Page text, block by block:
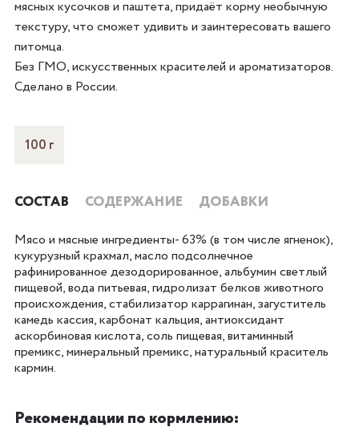
мясных кусочков и паштета, придаёт корму необычную
текстуру, что сможет удивить и заинтересовать вашего
питомца.
Без ГМО, искусственных красителей и ароматизаторов.
Сделано в России.
100 г
СОСТАВ СОДЕРЖАНИЕ ДОБАВКИ
Мясо и мясные ингредиенты- 63% (в том числе ягненок),
кукурузный крахмал, масло подсолнечное
рафинированное дезодорированное, альбумин светлый
пищевой, вода питьевая, гидролизат белков животного
происхождения, стабилизатор каррагинан, загуститель
камедь кассия, карбонат кальция, антиоксидант
аскорбиновая кислота, соль пищевая, витаминный
премикс, минеральный премикс, натуральный краситель
кармин.
Рекомендации по кормлению: